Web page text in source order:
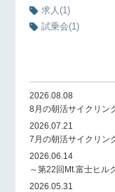
求人(1)
試乗会(1)
2026.08.08
8月の朝活サイクリン
2026.07.21
7月の朝活サイクリン
2026.06.14
～第22回Mt.富士ヒル
2026.05.31